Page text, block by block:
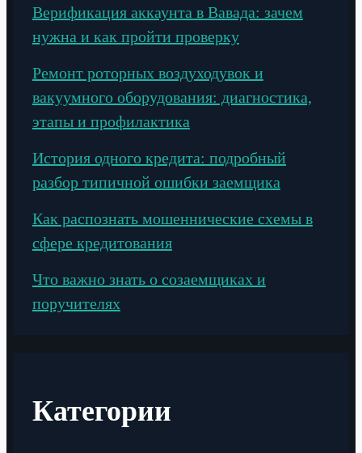
Верификация аккаунта в Вавада: зачем
нужна и как пройти проверку
Ремонт роторных воздуходувок и
вакуумного оборудования: диагностика,
этапы и профилактика
История одного кредита: подробный
разбор типичной ошибки заемщика
Как распознать мошеннические схемы в
сфере кредитования
Что важно знать о созаемщиках и
поручителях
Категории